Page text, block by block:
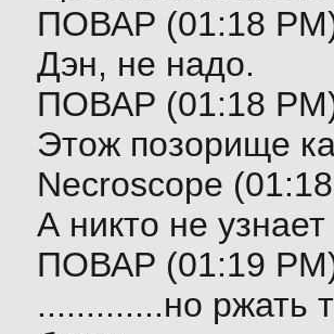
ПОВАР (01:18
Дэн, не надо.
ПОВАР (01:18
Этож позорище
Necroscope
А никто не
ПОВАР (01:19
.............но ржать